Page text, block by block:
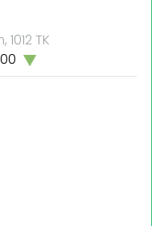
TK